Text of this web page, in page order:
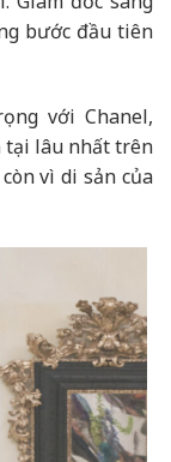
bước đầu tiên
với Chanel,
tại lâu nhất trên
vì di sản của